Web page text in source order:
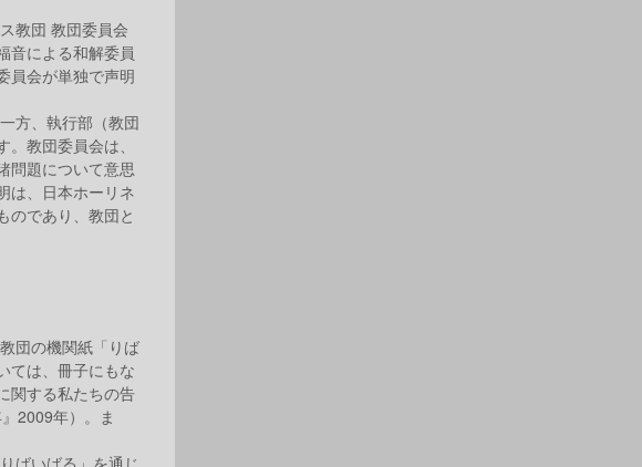
教団 教団委員会
音による和解委員
員会が単独で声明
方、執行部（教団
教団委員会は、
問題について意思
は、日本ホーリネ
のであり、教団と
団の機関紙「りば
ては、冊子にもな
関する私たちの告
2009年）。ま
ばいばる」を通じ